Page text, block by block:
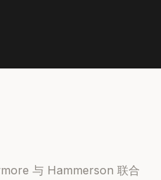
与 Hammerson 联合